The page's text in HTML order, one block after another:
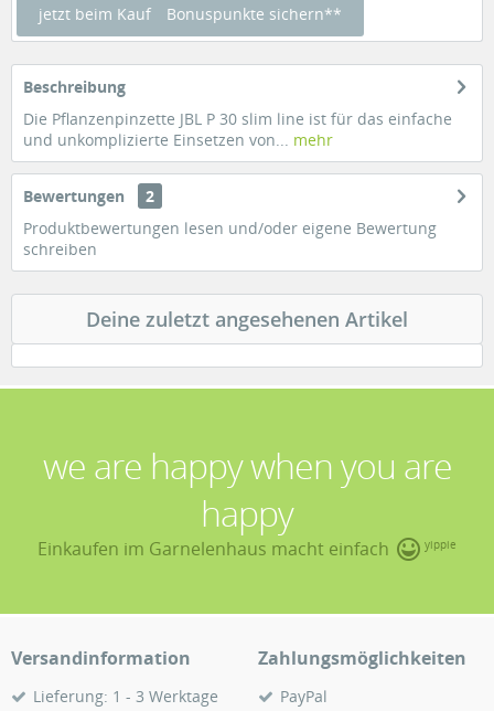
jetzt beim Kauf Bonuspunkte sichern**
Beschreibung
Die Pflanzenpinzette JBL P 30 slim line ist für das einfache
und unkomplizierte Einsetzen von... mehr
Bewertungen
2
Produktbewertungen lesen und/oder eigene Bewertung
schreiben
Deine zuletzt angesehenen Artikel
we are happy when you are
happy
Einkaufen im Garnelenhaus macht einfach yippie
Versandinformation
Lieferung: 1 - 3 Werktage
Zahlungsmöglichkeiten
PayPal